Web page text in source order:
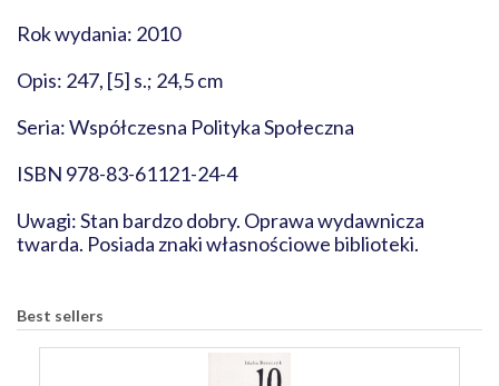
Rok wydania: 2010
Opis: 247, [5] s.; 24,5 cm
Seria: Współczesna Polityka Społeczna
ISBN 978-83-61121-24-4
Uwagi: Stan bardzo dobry. Oprawa wydawnicza
twarda. Posiada znaki własnościowe biblioteki.
Best sellers